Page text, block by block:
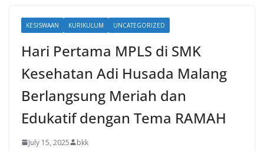
KESISWAAN KURIKULUM UNCATEGORIZED
Hari Pertama MPLS di SMK
Kesehatan Adi Husada Malang
Berlangsung Meriah dan
Edukatif dengan Tema RAMAH
July 15, 2025 bkk